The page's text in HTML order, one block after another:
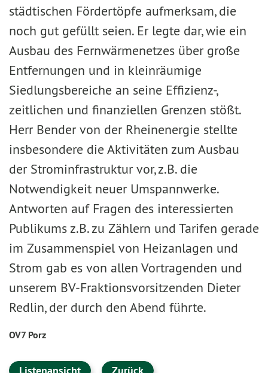
städtischen Fördertöpfe aufmerksam, die
noch gut gefüllt seien. Er legte dar, wie ein
Ausbau des Fernwärmenetzes über große
Entfernungen und in kleinräumige
Siedlungsbereiche an seine Effizienz-,
zeitlichen und finanziellen Grenzen stößt.
Herr Bender von der Rheinenergie stellte
insbesondere die Aktivitäten zum Ausbau
der Strominfrastruktur vor, z.B. die
Notwendigkeit neuer Umspannwerke.
Antworten auf Fragen des interessierten
Publikums z.B. zu Zählern und Tarifen gerade
im Zusammenspiel von Heizanlagen und
Strom gab es von allen Vortragenden und
unserem BV-Fraktionsvorsitzenden Dieter
Redlin, der durch den Abend führte.
OV7 Porz